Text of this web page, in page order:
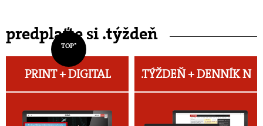
predplaťte si .týždeň
TOP*
PRINT + DIGITAL .TÝŽDEŇ +DENNÍK N